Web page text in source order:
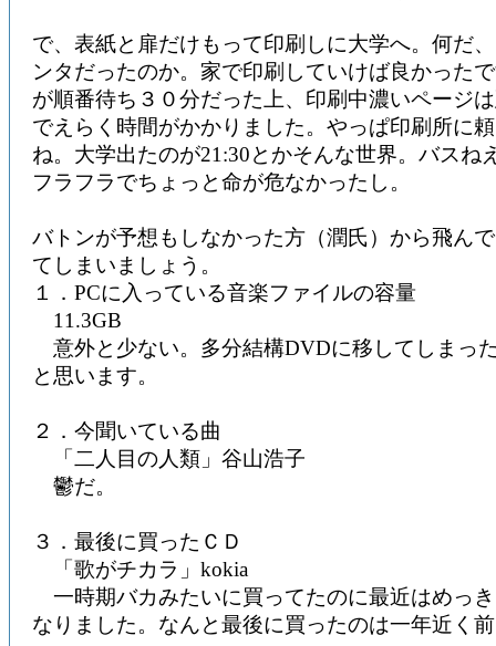
で、表紙と扉だけもって印刷しに大学へ。何だ
ンタだったのか。家で印刷していけば良かった
が順番待ち３０分だった上、印刷中濃いページ
でえらく時間がかかりました。やっぱ印刷所に
ね。大学出たのが21:30とかそんな世界。バスね
フラフラでちょっと命が危なかったし。
バトンが予想もしなかった方（潤氏）から飛ん
てしまいましょう。
１．PCに入っている音楽ファイルの容量
11.3GB
意外と少ない。多分結構DVDに移してしまっ
と思います。
２．今聞いている曲
「二人目の人類」谷山浩子
鬱だ。
３．最後に買ったＣＤ
「歌がチカラ」kokia
一時期バカみたいに買ってたのに最近はめっ
なりました。なんと最後に買ったのは一年近く